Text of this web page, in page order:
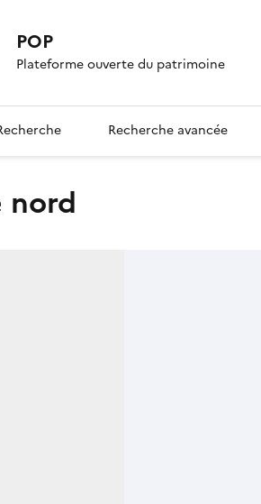
POP
Plateforme ouverte du patrimoine
Recherche avancée
nord